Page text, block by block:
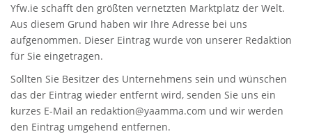
Yfw.ie schafft den größten vernetzten Marktplatz der Welt.
Aus diesem Grund haben wir Ihre Adresse bei uns
aufgenommen. Dieser Eintrag wurde von unserer Redaktion
für Sie eingetragen.
Sollten Sie Besitzer des Unternehmens sein und wünschen
das der Eintrag wieder entfernt wird, senden Sie uns ein
kurzes E-Mail an redaktion@yaamma.com und wir werden
den Eintrag umgehend entfernen.